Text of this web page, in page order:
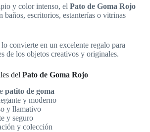
y color intenso, el Pato de Goma Rojo
baños, escritorios, estanterías o vitrinas
convierte en un excelente regalo para
de los objetos creativos y originales.
del Pato de Goma Rojo
patito de goma
y moderno
y llamativo
y seguro
y colección